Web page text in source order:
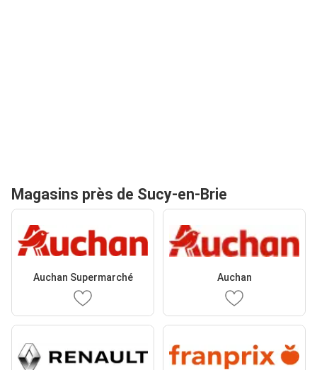
Magasins près de Sucy-en-Brie
Auchan Supermarché Auchan